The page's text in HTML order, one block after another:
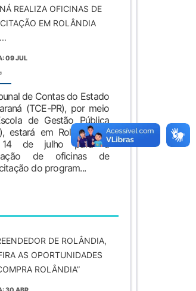
REALIZA OFICINAS DE
EM ROLÂNDIA
09 JUL
de Contas do Estado
(TCE-PR), por meio
de Gestão Pública
estará em Rolândia no
de julho para a
de oficinas de
do program...
DE ROLÂNDIA,
AS OPORTUNIDADES
ROLÂNDIA”